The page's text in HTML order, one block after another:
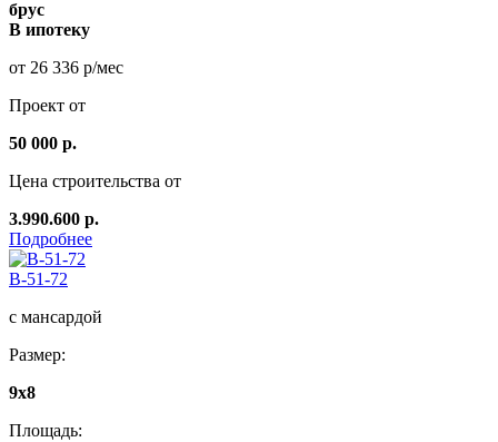
брус
В ипотеку
от 26 336 р/мес
Проект от
50 000 р.
Цена строительства от
3.990.600 р.
Подробнее
B-51-72
с мансардой
Размер:
9х8
Площадь: